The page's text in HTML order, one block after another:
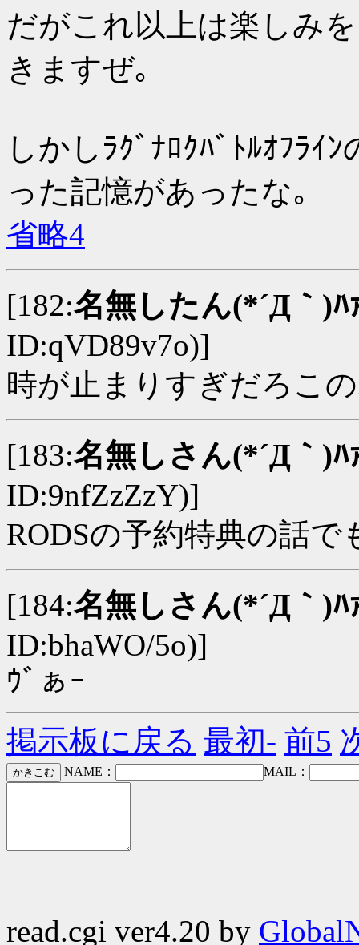
だがこれ以上は楽しみ
きますぜ｡
しかしﾗｸﾞﾅﾛｸﾊﾞﾄﾙｵﾌﾗｲ
った記憶があったな｡
省略4
[182:名無したん(*´Д｀)ﾊ
ID:qVD89v7o)]
時が止まりすぎだろこ
[183:名無しさん(*´Д｀)ﾊ
ID:9nfZzZzY)]
RODSの予約特典の話
[184:名無しさん(*´Д｀)ﾊ
ID:bhaWO/5o)]
ｳﾞぁｰ
掲示板に戻る 最初- 前5
NAME： MAIL：
read.cgi ver4.20 by